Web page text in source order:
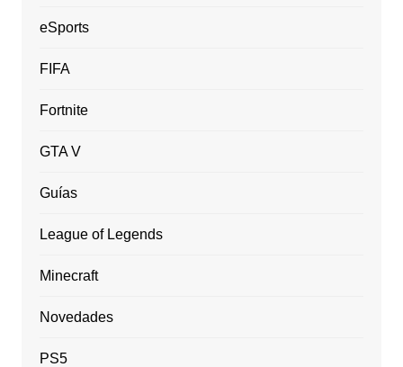
eSports
FIFA
Fortnite
GTA V
Guías
League of Legends
Minecraft
Novedades
PS5